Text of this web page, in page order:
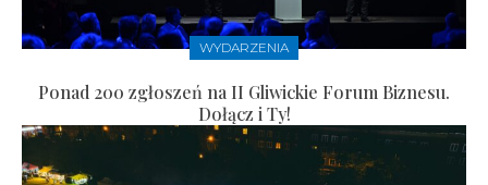
WYDARZENIA
Ponad 200 zgłoszeń na II Gliwickie Forum Biznesu.
Dołącz i Ty!